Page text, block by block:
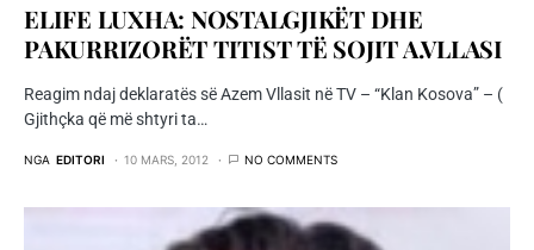
ELIFE LUXHA: NOSTALGJIKËT DHE
PAKURRIZORËT TITIST TË SOJIT A.VLLASI
Reagim ndaj deklaratës së Azem Vllasit në TV – “Klan Kosova” – (
Gjithçka që më shtyri ta…
NGA EDITORI 10 MARS, 2012 NO COMMENTS